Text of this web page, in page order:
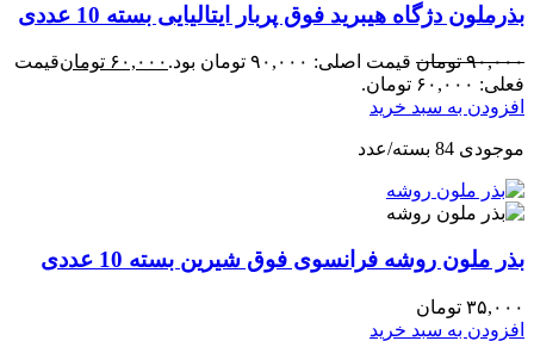
بذرملون دژگاه هیبرید فوق پربار ایتالیایی بسته 10 عددی
۹۰,۰۰۰ تومان قیمت اصلی: ۹۰,۰۰۰ تومان بود. ۶۰,۰۰۰ تومانقیمت
فعلی: ۶۰,۰۰۰ تومان.
افزودن به سبد خرید
موجودی 84 بسته/عدد
بذر ملون روشه فرانسوی فوق شیرین بسته 10 عددی
۳۵,۰۰۰ تومان
افزودن به سبد خرید